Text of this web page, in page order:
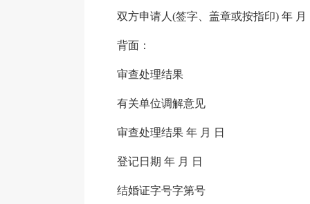
双方申请人(签字、盖章或按指印) 年 月
背面：
审查处理结果
有关单位调解意见
审查处理结果 年 月 日
登记日期 年 月 日
结婚证字号字第号